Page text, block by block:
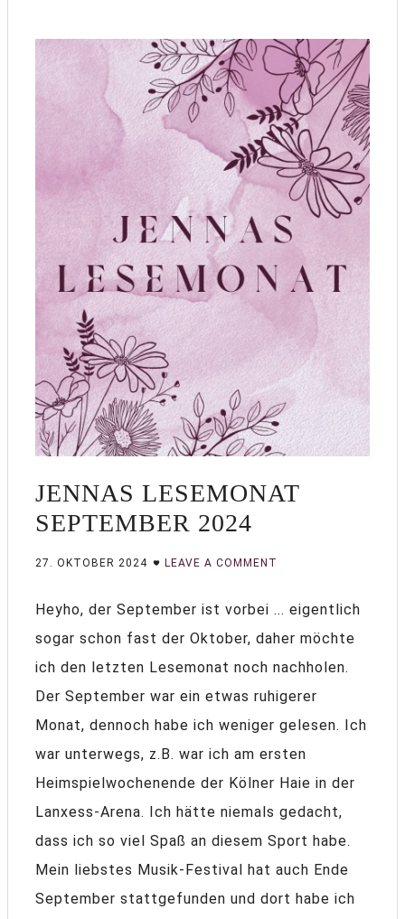
JENNAS LESEMONAT
SEPTEMBER 2024
27. OKTOBER 2024 LEAVE A COMMENT
Heyho, der September ist vorbei ... eigentlich
sogar schon fast der Oktober, daher möchte
ich den letzten Lesemonat noch nachholen.
Der September war ein etwas ruhigerer
Monat, dennoch habe ich weniger gelesen. Ich
war unterwegs, z.B. war ich am ersten
Heimspielwochenende der Kölner Haie in der
Lanxess-Arena. Ich hätte niemals gedacht,
dass ich so viel Spaß an diesem Sport habe.
Mein liebstes Musik-Festival hat auch Ende
September stattgefunden und dort habe ich